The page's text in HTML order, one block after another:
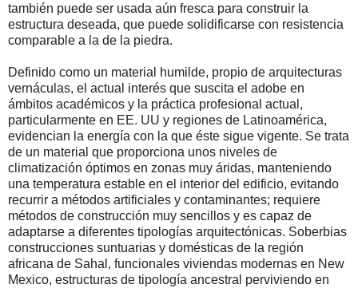
también puede ser usada aún fresca para construir la
estructura deseada, que puede solidificarse con resistencia
comparable a la de la piedra.
Definido como un material humilde, propio de arquitecturas
vernáculas, el actual interés que suscita el adobe en
ámbitos académicos y la práctica profesional actual,
particularmente en EE. UU y regiones de Latinoamérica,
evidencian la energía con la que éste sigue vigente. Se trata
de un material que proporciona unos niveles de
climatización óptimos en zonas muy áridas, manteniendo
una temperatura estable en el interior del edificio, evitando
recurrir a métodos artificiales y contaminantes; requiere
métodos de construcción muy sencillos y es capaz de
adaptarse a diferentes tipologías arquitectónicas. Soberbias
construcciones suntuarias y domésticas de la región
africana de Sahal, funcionales viviendas modernas en New
Mexico, estructuras de tipología ancestral perviviendo en